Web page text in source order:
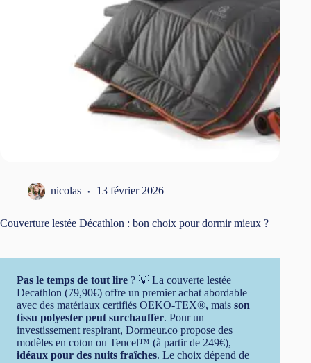
nicolas 13 février 2026
Couverture lestée Décathlon : bon choix pour dormir mieux ?
Pas le temps de tout lire ? 💡 La couverte lestée
Decathlon (79,90€) offre un premier achat abordable
avec des matériaux certifiés OEKO-TEX®, mais son
tissu polyester peut surchauffer. Pour un
investissement respirant, Dormeur.co propose des
modèles en coton ou Tencel™ (à partir de 249€),
idéaux pour des nuits fraîches. Le choix dépend de